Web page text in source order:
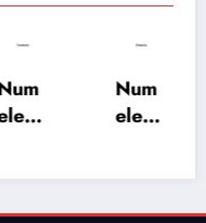
Num
ele
Num
ele